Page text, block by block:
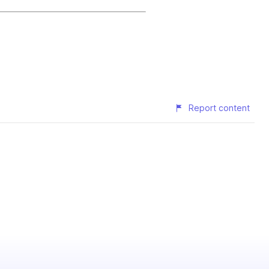
Report content